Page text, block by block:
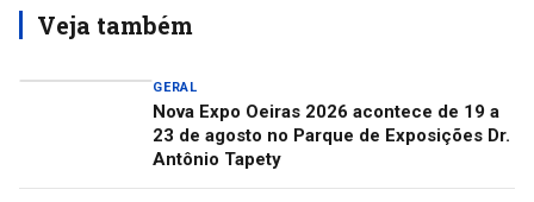
Veja também
GERAL
Nova Expo Oeiras 2026 acontece de 19 a
23 de agosto no Parque de Exposições Dr.
Antônio Tapety